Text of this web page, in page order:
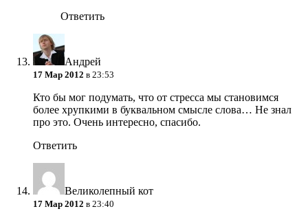
Ответить
Андрей
17 Мар 2012 в 23:53
Кто бы мог подумать, что от стресса мы становимся
более хрупкими в буквальном смысле слова… Не знал
про это. Очень интересно, спасибо.
Ответить
Великолепный кот
17 Мар 2012 в 23:40